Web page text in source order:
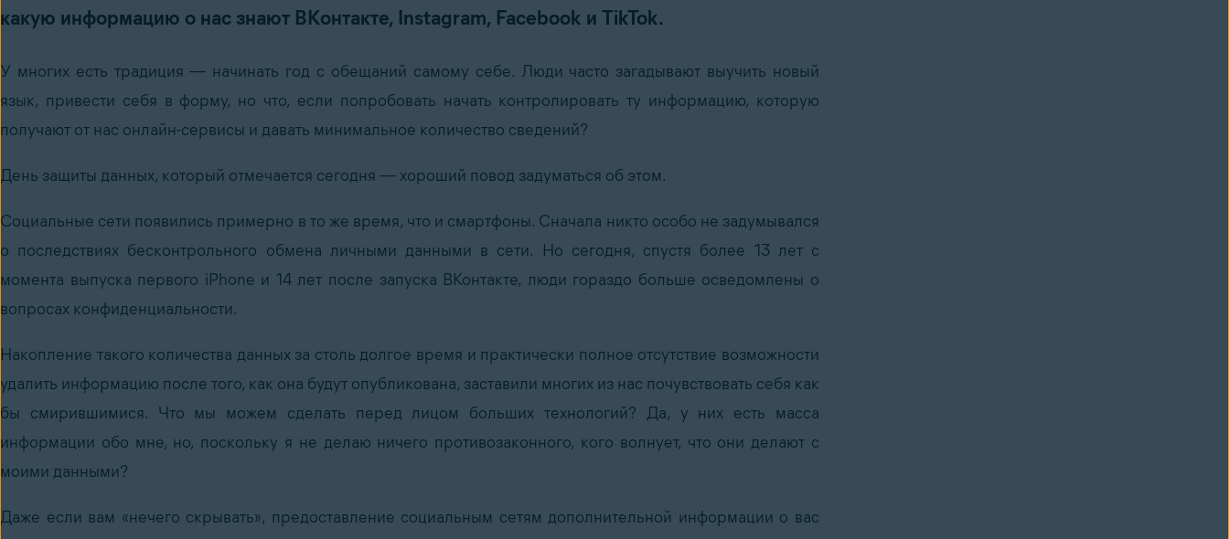
какую информацию о нас знают ВКонтакте, Instagram, Facebook и TikTok.
У многих есть традиция — начинать год с обещаний самому себе. Люди часто загадывают выучить новый
язык, привести себя в форму, но что, если попробовать начать контролировать ту информацию, которую
получают от нас онлайн-сервисы и давать минимальное количество сведений?
День защиты данных, который отмечается сегодня — хороший повод задуматься об этом.
Социальные сети появились примерно в то же время, что и смартфоны. Сначала никто особо не задумывался
о последствиях бесконтрольного обмена личными данными в сети. Но сегодня, спустя более 13 лет с
момента выпуска первого iPhone и 14 лет после запуска ВКонтакте, люди гораздо больше осведомлены о
вопросах конфиденциальности.
Накопление такого количества данных за столь долгое время и практически полное отсутствие возможности
удалить информацию после того, как она будут опубликована, заставили многих из нас почувствовать себя как
бы смирившимися. Что мы можем сделать перед лицом больших технологий? Да, у них есть масса
информации обо мне, но, поскольку я не делаю ничего противозаконного, кого волнует, что они делают с
моими данными?
Даже если вам «нечего скрывать», предоставление социальным сетям дополнительной информации о вас